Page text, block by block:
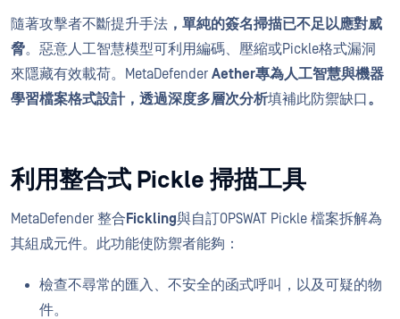
隨著攻擊者不斷提升手法 ，單純的簽名掃描已不足以應對威
脅。惡意人工智慧模型可利用編碼、壓縮或Pickle格式漏洞
來隱藏有效載荷。MetaDefender Aether專為人工智慧與機器
學習檔案格式設計，透過深度多層次分析填補此防禦缺口。
利用整合式 Pickle 掃描工具
MetaDefender 整合 Fickling與自訂OPSWAT Pickle 檔案拆解為
其組成元件。此功能使防禦者能夠：
檢查不尋常的匯入、不安全的函式呼叫，以及可疑的物
件。